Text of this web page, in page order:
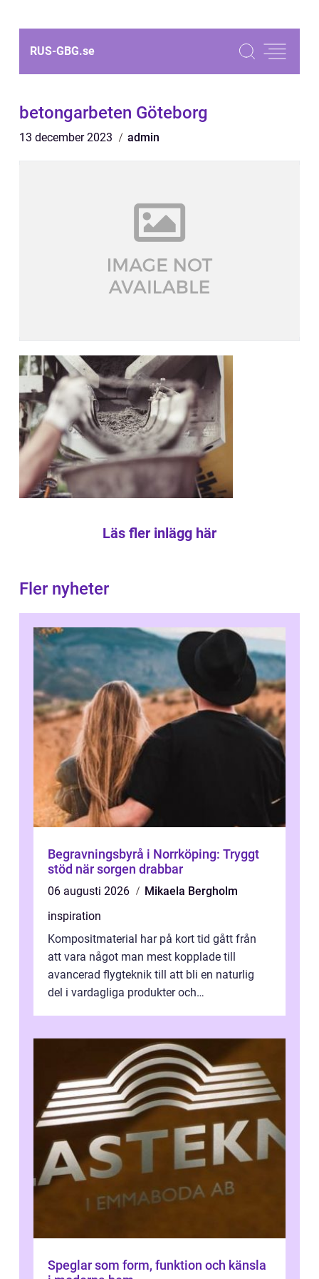
RUS-GBG.se
betongarbeten Göteborg
13 december 2023 admin
Läs fler inlägg här
Fler nyheter
Begravningsbyrå i Norrköping: Tryggt
stöd när sorgen drabbar
06 augusti 2026
Mikaela Bergholm
inspiration
Kompositmaterial har på kort tid gått från
att vara något man mest kopplade till
avancerad flygteknik till att bli en naturlig
del i vardagliga produkter och
Speglar som form, funktion och känsla